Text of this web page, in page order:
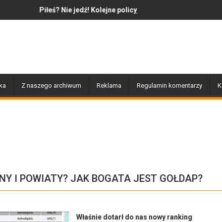
Nie jedź! Kolejne policyjne działania „Trzeźwość”Jazz to nie tylko muzyka
Z naszego archiwum Reklama Regulamin komentarzy
I POWIATY? JAK BOGATA JEST GOŁDAP?
Właśnie dotarł do nas nowy ranking